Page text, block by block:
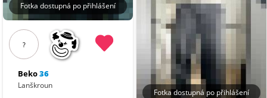
Fotka dostupná po přihlášení
?
Beko36
Lanškroun
Fotka dostupná po přihlášení